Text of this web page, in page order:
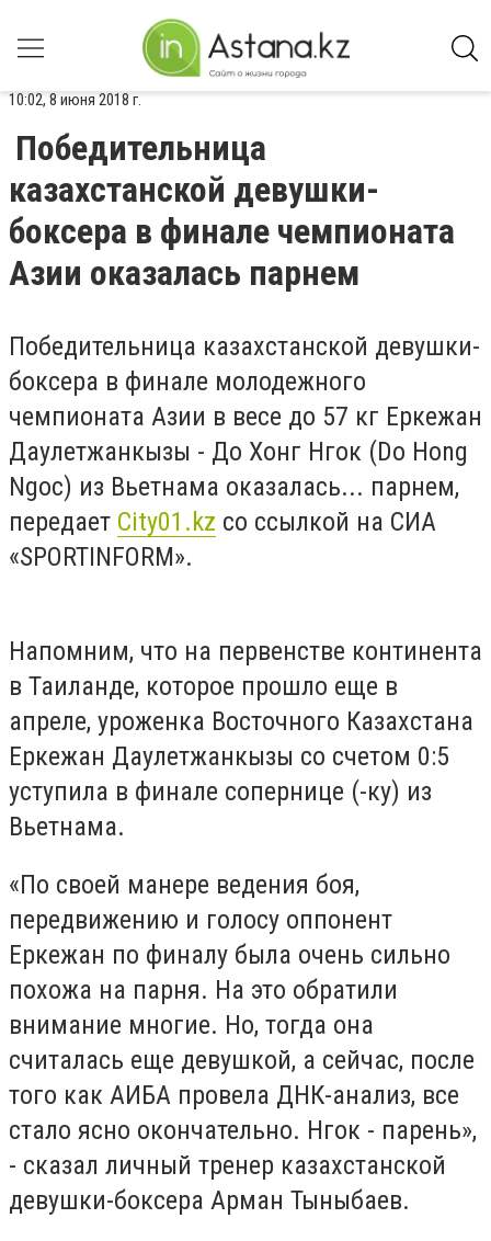
10:02, 8 июня 2018 г.
Победительница
казахстанской девушки-
боксера в финале чемпионата
Азии оказалась парнем
Победительница казахстанской девушки-
боксера в финале молодежного
чемпионата Азии в весе до 57 кг Еркежан
Даулетжанкызы - До Хонг Нгок (Do Hong
Ngoc) из Вьетнама оказалась... парнем,
передает Сity01.kz со ссылкой на СИА
«SPORTINFORM».
Напомним, что на первенстве континента
в Таиланде, которое прошло еще в
апреле, уроженка Восточного Казахстана
Еркежан Даулетжанкызы со счетом 0:5
уступила в финале сопернице (-ку) из
Вьетнама.
«По своей манере ведения боя,
передвижению и голосу оппонент
Еркежан по финалу была очень сильно
похожа на парня. На это обратили
внимание многие. Но, тогда она
считалась еще девушкой, а сейчас, после
того как АИБА провела ДНК-анализ, все
стало ясно окончательно. Нгок - парень»,
- сказал личный тренер казахстанской
девушки-боксера Арман Тыныбаев.